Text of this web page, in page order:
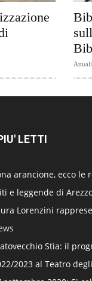
LETTI
arancione, ecco le
e leggende di
Lorenzini
Stia: il
2023 al Teatro